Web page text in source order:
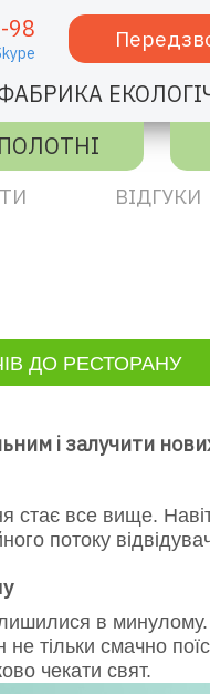
98
ВІДГУКИ
ДО РЕСТОРАНУ
і залучити
стає все вище.
потоку
в
тільки смачно
чекати свят.